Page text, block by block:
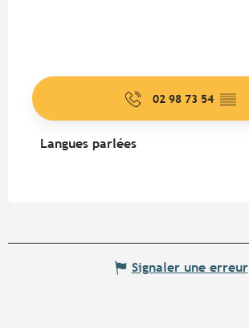
02 98 73 54 ▒▒
Langues parlées
Langues parlées
Signaler une erreur